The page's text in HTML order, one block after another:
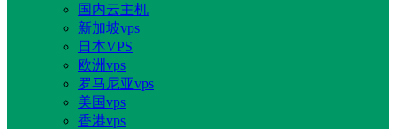
国内云主机
新加坡vps
日本VPS
欧洲vps
罗马尼亚vps
美国vps
香港vps